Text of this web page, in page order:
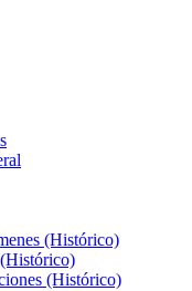
(Histórico)
(Histórico)